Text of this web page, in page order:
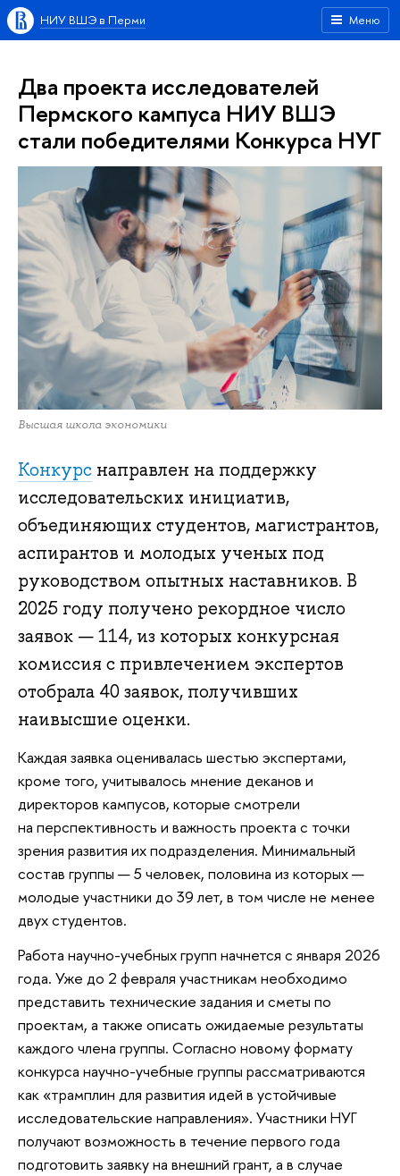
Меню
НИУ ВШЭ в Перми
Два проекта исследователей
Пермского кампуса НИУ ВШЭ
стали победителями Конкурса НУГ
Высшая школа экономики
Конкурс направлен на поддержку
исследовательских инициатив,
объединяющих студентов, магистрантов,
аспирантов и молодых ученых под
руководством опытных наставников. В
2025 году получено рекордное число
заявок — 114, из которых конкурсная
комиссия с привлечением экспертов
отобрала 40 заявок, получивших
наивысшие оценки.
Каждая заявка оценивалась шестью экспертами,
кроме того, учитывалось мнение деканов и
директоров кампусов, которые смотрели
на перспективность и важность проекта с точки
зрения развития их подразделения. Минимальный
состав группы — 5 человек, половина из которых —
молодые участники до 39 лет, в том числе не менее
двух студентов.
Работа научно-учебных групп начнется с января 2026
года. Уже до 2 февраля участникам необходимо
представить технические задания и сметы по
проектам, а также описать ожидаемые результаты
каждого члена группы. Согласно новому формату
конкурса научно-учебные группы рассматриваются
как «трамплин для развития идей в устойчивые
исследовательские направления». Участники НУГ
получают возможность в течение первого года
подготовить заявку на внешний грант, а в случае